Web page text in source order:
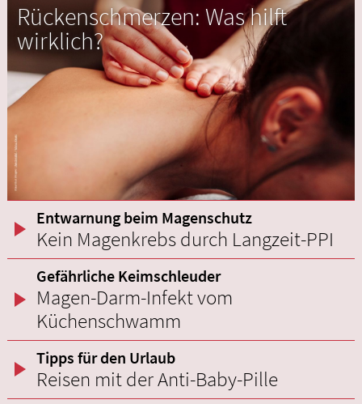
Rückenschmerzen: Was hilft
wirklich?
Entwarnung beim Magenschutz
Kein Magenkrebs durch Langzeit-PPI
Gefährliche Keimschleuder
Magen-Darm-Infekt vom
Küchenschwamm
Tipps für den Urlaub
Reisen mit der Anti-Baby-Pille